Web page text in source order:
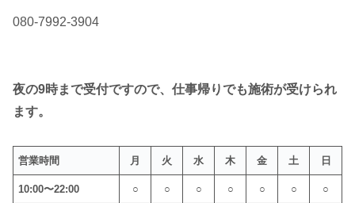
080-7992-3904
夜の9時まで受付ですので、仕事帰りでも施術が受けられ
ます。
営業時間 月 火 水 木 金 土 日
10:00〜22:00 ○ ○ ○ ○ ○ ○ ○